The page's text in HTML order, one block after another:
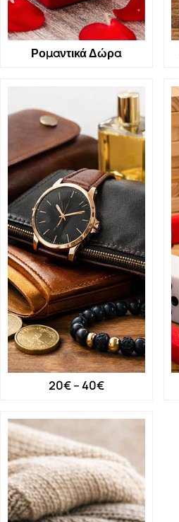
Ρομαντικά Δώρα
20€ – 40€